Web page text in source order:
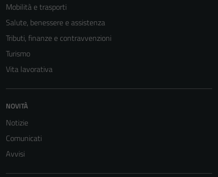
Mobilità e trasporti
Salute, benessere e assistenza
Tributi, finanze e contravvenzioni
Turismo
Vita lavorativa
NOVITÀ
Notizie
Comunicati
Avvisi